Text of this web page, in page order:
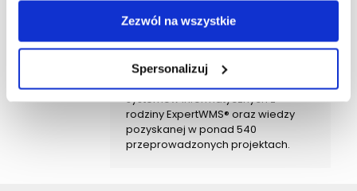
Zezwól na wszystkie
Spersonalizuj
osiągnąć zamierzone korzyści i
cele biznesowe. Specjalizujemy się
w optymalizacji procesów i
przepływów logistyki wewnętrznej z
wykorzystaniem autorskich
systemów informatycznych z
rodziny ExpertWMS® oraz wiedzy
pozyskanej w ponad 540
przeprowadzonych projektach.